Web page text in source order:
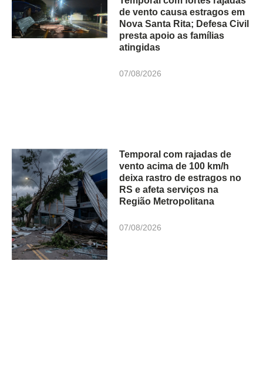
de vento causa estragos em
Nova Santa Rita; Defesa Civil
presta apoio as famílias
atingidas
07/08/2026
Temporal com rajadas de
vento acima de 100 km/h
deixa rastro de estragos no
RS e afeta serviços na
Região Metropolitana
07/08/2026